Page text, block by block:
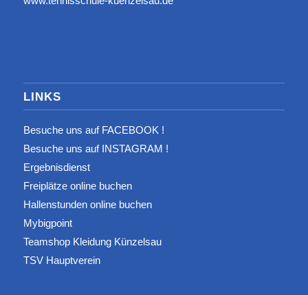
LINKS
Besuche uns auf FACEBOOK !
Besuche uns auf INSTAGRAM !
Ergebnisdienst
Freiplätze online buchen
Hallenstunden online buchen
Mybigpoint
Teamshop Kleidung Künzelsau
TSV Hauptverein